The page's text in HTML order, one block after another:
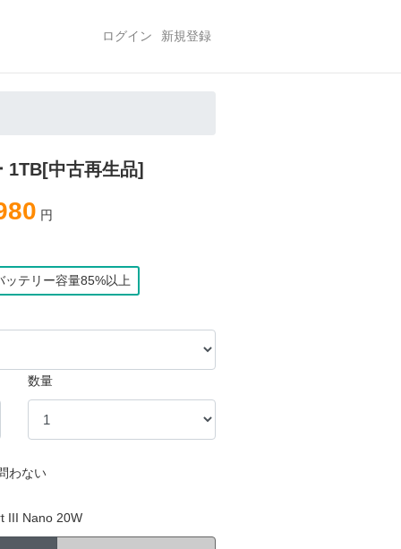
ログイン 新規登録
1TB[中古再生品]
円
ッテリー容量85%以上
数量
わない
III Nano 20W